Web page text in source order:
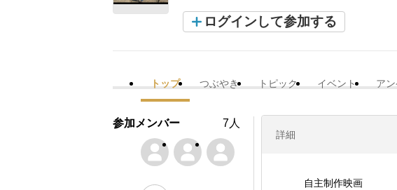
ログインして参加する
トップ つぶやき トピック イベント ア
詳細
自主制作映画
参加メンバー 7人